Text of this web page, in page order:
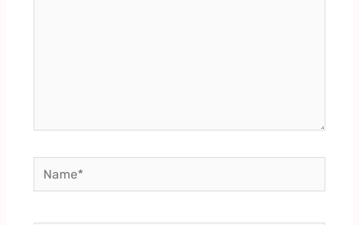
Name*